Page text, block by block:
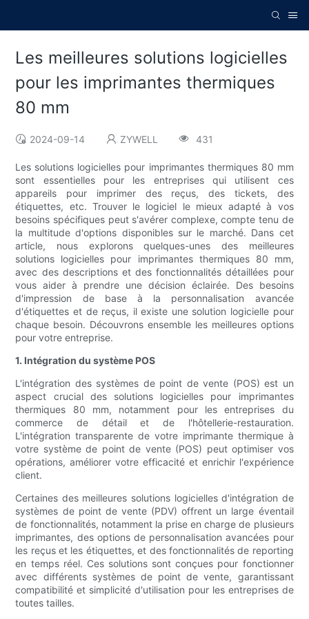
Les meilleures solutions logicielles
pour les imprimantes thermiques
80 mm
2024-09-14 ZYWELL 431
Les solutions logicielles pour imprimantes thermiques 80 mm
sont essentielles pour les entreprises qui utilisent ces
appareils pour imprimer des reçus, des tickets, des
étiquettes, etc. Trouver le logiciel le mieux adapté à vos
besoins spécifiques peut s'avérer complexe, compte tenu de
la multitude d'options disponibles sur le marché. Dans cet
article, nous explorons quelques-unes des meilleures
solutions logicielles pour imprimantes thermiques 80 mm,
avec des descriptions et des fonctionnalités détaillées pour
vous aider à prendre une décision éclairée. Des besoins
d'impression de base à la personnalisation avancée
d'étiquettes et de reçus, il existe une solution logicielle pour
chaque besoin. Découvrons ensemble les meilleures options
pour votre entreprise.
1. Intégration du système POS
L'intégration des systèmes de point de vente (POS) est un
aspect crucial des solutions logicielles pour imprimantes
thermiques 80 mm, notamment pour les entreprises du
commerce de détail et de l'hôtellerie-restauration.
L'intégration transparente de votre imprimante thermique à
votre système de point de vente (POS) peut optimiser vos
opérations, améliorer votre efficacité et enrichir l'expérience
client.
Certaines des meilleures solutions logicielles d'intégration de
systèmes de point de vente (PDV) offrent un large éventail
de fonctionnalités, notamment la prise en charge de plusieurs
imprimantes, des options de personnalisation avancées pour
les reçus et les étiquettes, et des fonctionnalités de reporting
en temps réel. Ces solutions sont conçues pour fonctionner
avec différents systèmes de point de vente, garantissant
compatibilité et simplicité d'utilisation pour les entreprises de
toutes tailles.